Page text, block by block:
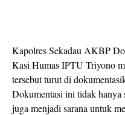
Kapolres Sekadau AKBP
Kasi Humas IPTU Triyono
tersebut turut di
Dokumentasi ini tidak hanya
juga menjadi sarana untuk